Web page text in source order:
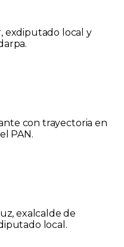
, exdiputado local y
con trayectoria en
PAN.
, exalcalde de
local.